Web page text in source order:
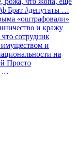
ф Брат #депутаты …
«оштрафовали»
и кражу
сотрудник
имуществом и
на
Просто
…